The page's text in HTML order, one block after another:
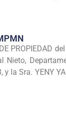
PROPIEDAD
la Sra. YENY